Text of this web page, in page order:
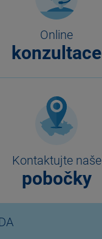
Online
konzultace
Kontaktujte naše
pobočky